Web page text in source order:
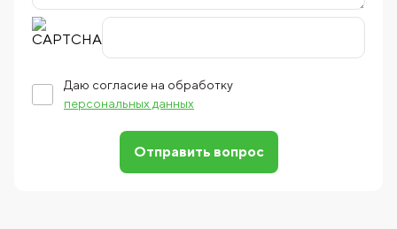
Даю согласие на обработку
персональных данных
Отправить вопрос